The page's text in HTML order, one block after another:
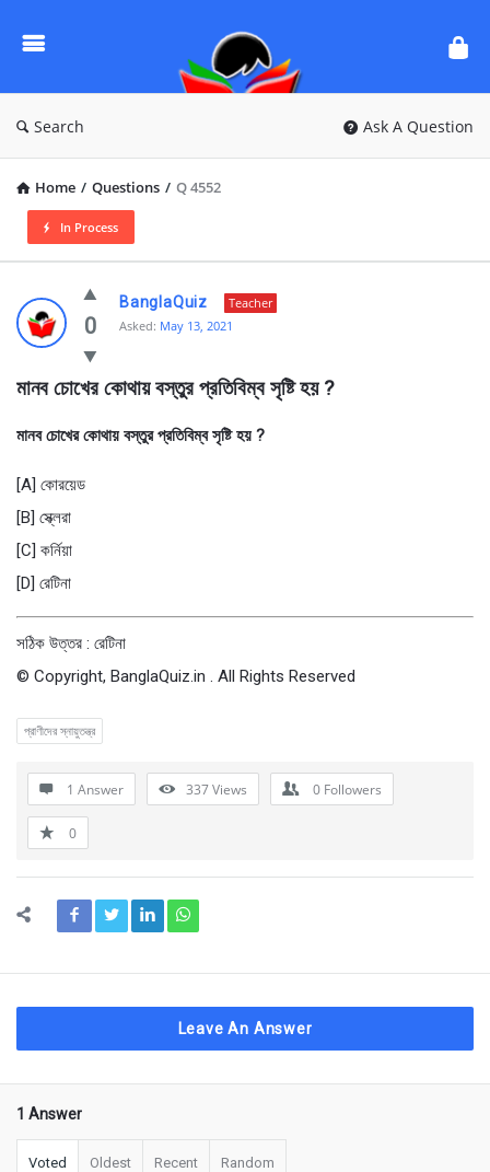
Questions
Search Ask A Question
Home / Questions / Q 4552
In Process
Ask
Questions
BanglaQuiz
Latest
0
BanglaQuiz
Teacher
Asked: May 13, 2021
মানব চোখের কোথায় বস্তুর প্রতিবিম্ব সৃষ্টি হয় ?
মানব চোখের কোথায় বস্তুর প্রতিবিম্ব সৃষ্টি হয় ?
[A] কোরয়েড
[B] স্ক্লেরা
[C] কর্নিয়া
[D] রেটিনা
সঠিক উত্তর : রেটিনা
© Copyright, BanglaQuiz.in . All Rights Reserved
প্রাণীদের স্নায়ুতন্ত্র
1 Answer 337Views 0 Followers
0
Leave An Answer
1 Answer
Voted Oldest Recent Random